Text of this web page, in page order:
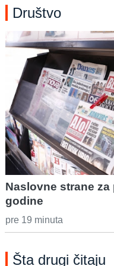
Društvo
Naslovne strane za
godine
pre 19 minuta
Šta drugi čitaju